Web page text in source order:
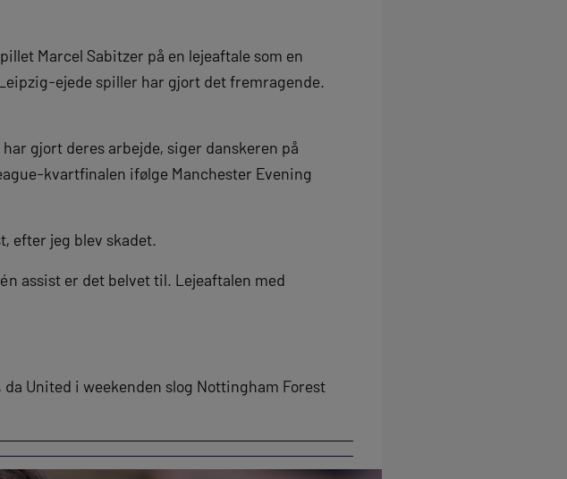
Marcel Sabitzer på en lejeaftale som en
ejede spiller har gjort det fremragende.
gjort deres arbejde, siger danskeren på
kvartfinalen ifølge Manchester Evening
efter jeg blev skadet.
assist er det belvet til. Lejeaftalen med
United i weekenden slog Nottingham Forest